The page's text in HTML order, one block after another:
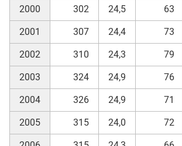
2000 302 24,5 63
2001 307 24,4 73
2002 310 24,3 79
2003 324 24,9 76
2004 326 24,9 71
2005 315 24,0 72